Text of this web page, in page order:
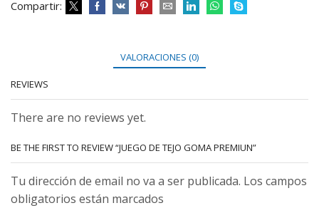
Compartir:
VALORACIONES (0)
REVIEWS
There are no reviews yet.
BE THE FIRST TO REVIEW “JUEGO DE TEJO GOMA PREMIUN”
Tu dirección de email no va a ser publicada. Los campos
obligatorios están marcados